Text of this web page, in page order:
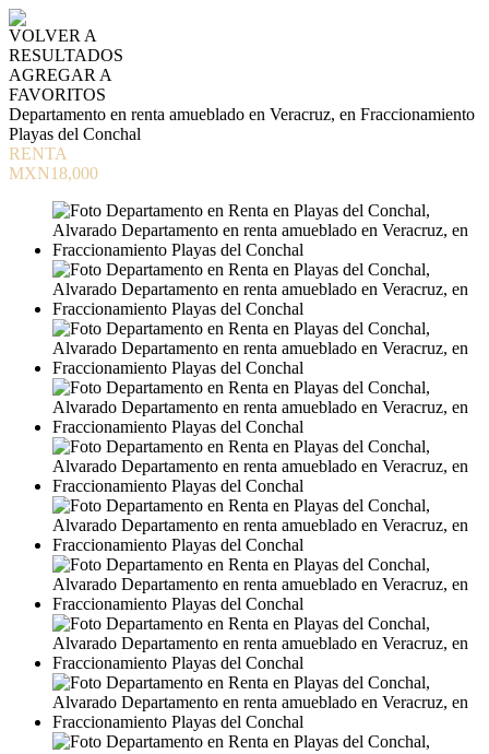
VOLVER A
RESULTADOS
AGREGAR A
FAVORITOS
Departamento en renta amueblado en Veracruz, en Fraccionamiento
Playas del Conchal
RENTA
MXN18,000